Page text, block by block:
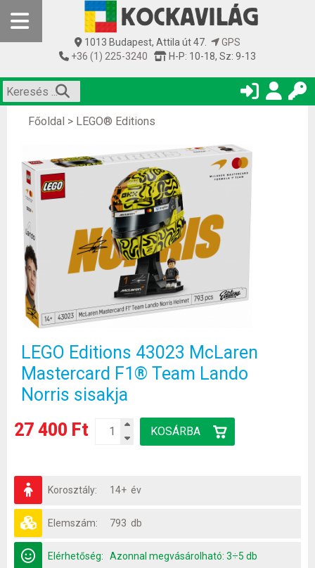
1013 Budapest, Attila út 47.
GPS
+36 (1) 225-3240
H-P: 10-18, Sz: 9-13
Főoldal > LEGO® Editions
LEGO Editions 43023 McLaren
Mastercard F1® Team Lando
Norris sisakja
27 400 Ft
Korosztály: 14+ év
Elemszám: 793 db
Elérhetőség: Azonnal megvásárolható: 3÷5 db